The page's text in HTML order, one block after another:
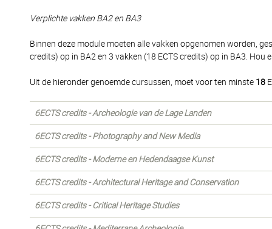
Verplichte vakken BA2 en BA3
Binnen deze module moeten alle vakken opgenomen worden,
credits) op in BA2 en 3 vakken (18 ECTS credits) op in BA3.
Uit de hieronder genoemde cursussen, moet voor ten minste 18
6ECTS credits - Archeologie van de Lage Landen
6ECTS credits - Photography and New Media
6ECTS credits - Moderne en Hedendaagse Kunst
6ECTS credits - Architectural Heritage and Conservation
6ECTS credits - Critical Heritage Studies